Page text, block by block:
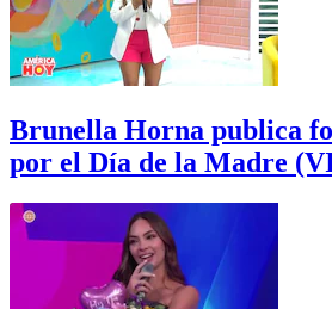
Brunella Horna publica
por el Día de la Madre